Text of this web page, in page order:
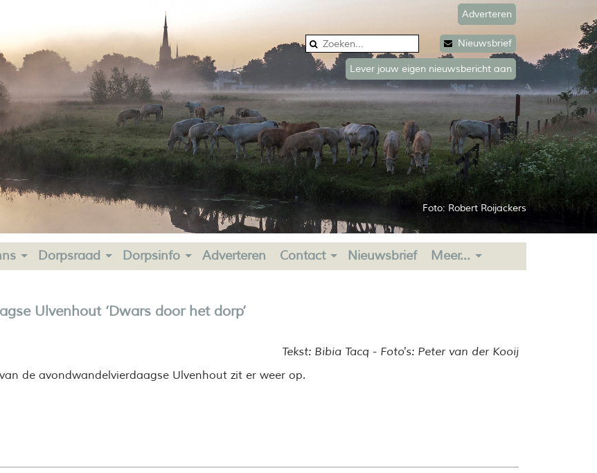
Nieuwsbrief
Dorpsraad Dorpsinfo Adverteren Contact Nieuwsbrief Meer...
Adverteren
Lever jouw eigen nieuwsbericht aan
Foto: Robert Roijackers
Ulvenhout ‘Dwars door het dorp’
Tekst: Bibia Tacq - Foto's: Peter van der Kooij
de avondwandelvierdaagse Ulvenhout zit er weer op.